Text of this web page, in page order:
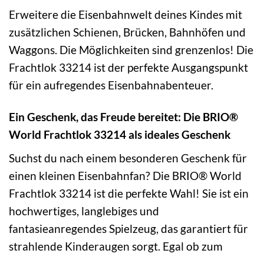
Erweitere die Eisenbahnwelt deines Kindes mit
zusätzlichen Schienen, Brücken, Bahnhöfen und
Waggons. Die Möglichkeiten sind grenzenlos! Die
Frachtlok 33214 ist der perfekte Ausgangspunkt
für ein aufregendes Eisenbahnabenteuer.
Ein Geschenk, das Freude bereitet: Die BRIO®
World Frachtlok 33214 als ideales Geschenk
Suchst du nach einem besonderen Geschenk für
einen kleinen Eisenbahnfan? Die BRIO® World
Frachtlok 33214 ist die perfekte Wahl! Sie ist ein
hochwertiges, langlebiges und
fantasieanregendes Spielzeug, das garantiert für
strahlende Kinderaugen sorgt. Egal ob zum